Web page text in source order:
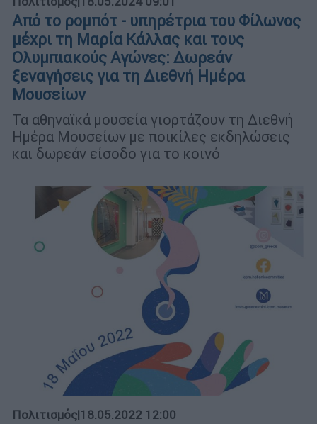
Από το ρομπότ - υπηρέτρια του Φίλωνος
μέχρι τη Μαρία Κάλλας και τους
Ολυμπιακούς Αγώνες: Δωρεάν
ξεναγήσεις για τη Διεθνή Ημέρα
Μουσείων
Τα αθηναϊκά μουσεία γιορτάζουν τη Διεθνή
Ημέρα Μουσείων με ποικίλες εκδηλώσεις
και δωρεάν είσοδο για το κοινό
Πολιτισμός|18.05.2022 12:00